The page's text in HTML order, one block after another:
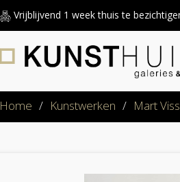
Vrijblijvend 1 week thuis te
Home / Kunstwerken / Mart